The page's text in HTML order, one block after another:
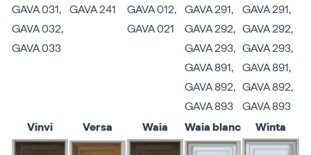
GAVA 031 ,
GAVA 032,
GAVA 033
GAVA 241
GAVA 012,
GAVA 021
GAVA 291 ,
GAVA 292,
GAVA 293,
GAVA 891 ,
GAVA 892,
GAVA 893
GAVA 291 ,
GAVA 292,
GAVA 293,
GAVA 891 ,
GAVA 892,
GAVA 893
Vinvi
Versa Waia Waia blanc Winta